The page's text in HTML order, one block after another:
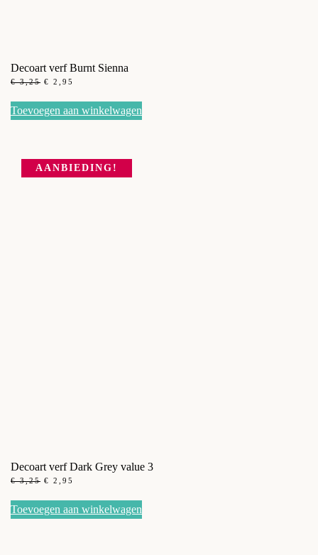
Decoart verf Burnt Sienna
€3,25 OORSPRONKELIJKE
WAS:
€ 3,25.
€ 2,95
IS:
€ 2,95.
Toevoegen aan winkelwagen
AANBIEDING!
Decoart verf Dark Grey value 3
€3,25 OORSPRONKELIJKE
WAS:
€ 3,25.
€ 2,95
IS:
€ 2,95.
Toevoegen aan winkelwagen